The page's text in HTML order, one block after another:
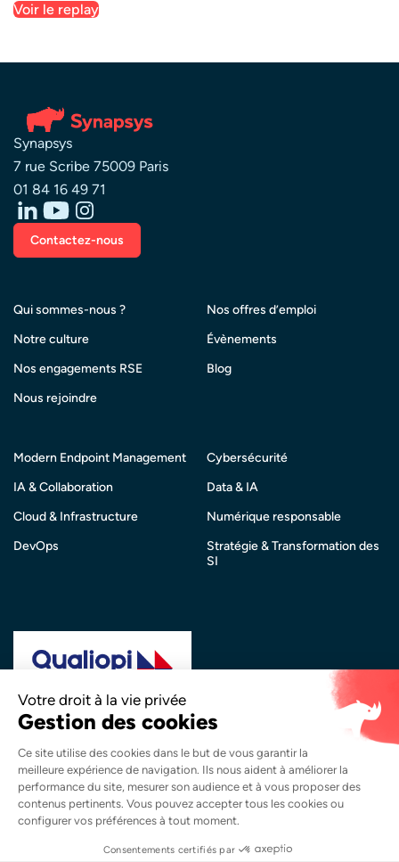
Voir le replay
Synapsys
7 rue Scribe 75009 Paris
01 84 16 49 71
Contactez-nous
Qui sommes-nous ?
Notre culture
Nos engagements RSE
Nous rejoindre
Nos offres d’emploi
Évènements
Blog
Modern Endpoint Management
IA & Collaboration
Cloud & Infrastructure
DevOps
Cybersécurité
Data & IA
Numérique responsable
Stratégie & Transformation des
SI
catégorie d’action suivante :Actions de Formation
Copyright © 2026 Synapsys. Tous droits réservés.
Mentions légales